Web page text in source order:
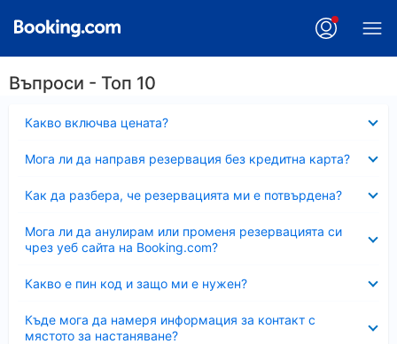
Въпроси - Топ 10
Какво включва цената?
Мога ли да направя резервация без кредитна карта?
Как да разбера, че резервацията ми е потвърдена?
Мога ли да анулирам или променя резервацията си
чрез уеб сайта на Booking.com?
Какво е пин код и защо ми е нужен?
Къде мога да намеря информация за контакт с
мястото за настаняване?